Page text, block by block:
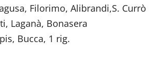
Ragusa, Filorimo,
Caristi, Laganà,
Schepis, Bucca, 1